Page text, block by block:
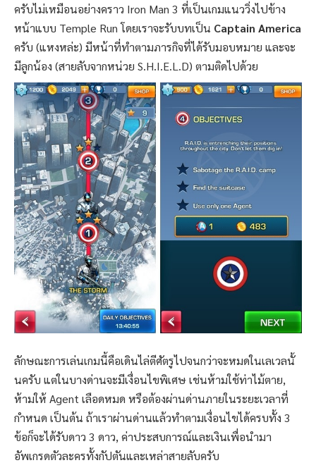
ครับไม่เหมือนอย่างคราว Iron Man 3 ที่เป็นเกมแนววิ่งไปข้าง
หน้าแบบ Temple Run โดยเราจะรับบทเป็น Captain America
ครับ (แหงหล่ะ) มีหน้าที่ทำตามภารกิจที่ได้รับมอบหมาย และจะ
มีลูกน้อง (สายลับจากหน่วย S.H.I.E.L.D) ตามติดไปด้วย
ลักษณะการเล่นเกมนี้คือเดินไล่ตีศัตรูไปจนกว่าจะหมดในเลเวลนั้
นครับ แต่ในบางด่านจะมีเงื่อนไขพิเศษ เช่นห้ามใช้ท่าไม้ตาย,
ห้ามให้ Agent เลือดหมด หรือต้องผ่านด่านภายในระยะเวลาที่
กำหนด เป็นต้น ถ้าเราผ่านด่านแล้วทำตามเงื่อนไขได้ครบทั้ง 3
ข้อก็จะได้รับดาว 3 ดาว, ค่าประสบการณ์และเงินเพื่อนำมา
อัพเกรดตัวละครทั้งกัปตันและเหล่าสายลับครับ